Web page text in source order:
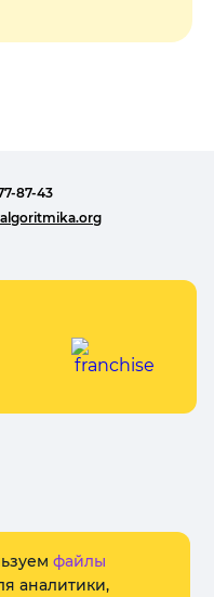
87-43
данных
файлы
аналитики,